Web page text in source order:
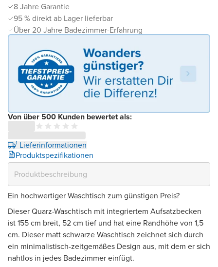
8 Jahre Garantie
95 % direkt ab Lager lieferbar
Über 20 Jahre Badezimmer-Erfahrung
Von über 500 Kunden bewertet als:
¹ Lieferinformationen
Produktspezifikationen
Ein hochwertiger Waschtisch zum günstigen Preis?
Dieser Quarz-Waschtisch mit integriertem Aufsatzbecken
ist 155 cm breit, 52 cm tief und hat eine Randhöhe von 1,5
cm. Dieser matt schwarze Waschtisch zeichnet sich durch
ein minimalistisch-zeitgemäßes Design aus, mit dem er sich
nahtlos in jedes Badezimmer einfügt.